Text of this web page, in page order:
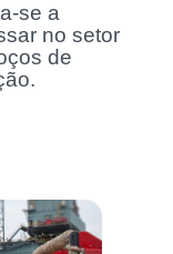
se a
no setor
de